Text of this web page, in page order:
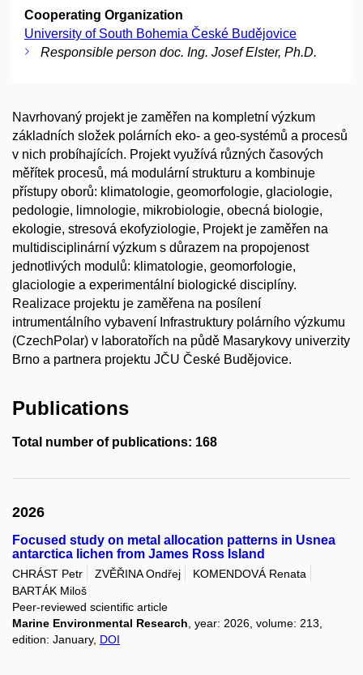
Cooperating Organization
University of South Bohemia České Budějovice
Responsible person doc. Ing. Josef Elster, Ph.D.
Navrhovaný projekt je zaměřen na kompletní výzkum
základních složek polárních eko- a geo-systémů a procesů
v nich probíhajících. Projekt využívá různých časových
měřítek procesů, má modulární strukturu a kombinuje
přístupy oborů: klimatologie, geomorfologie, glaciologie,
pedologie, limnologie, mikrobiologie, obecná biologie,
ekologie, stresová ekofyziologie, Projekt je zaměřen na
multidisciplinární výzkum s důrazem na propojenost
jednotlivých modulů: klimatologie, geomorfologie,
glaciologie a experimentální biologické disciplíny.
Realizace projektu je zaměřena na posílení
intrumentálního vybavení Infrastruktury polárního výzkumu
(CzechPolar) v laboratořích na půdě Masarykovy univerzity
Brno a partnera projektu JČU České Budějovice.
Publications
Total number of publications: 168
2026
Focused study on metal allocation patterns in Usnea
antarctica lichen from James Ross Island
CHRÁST Petr ZVĚŘINA Ondřej
KOMENDOVÁ Renata
BARTÁK Miloš
Peer-reviewed scientific article
Marine Environmental Research, year: 2026, volume: 213,
edition: January, DOI